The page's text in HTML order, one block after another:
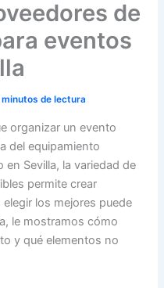
de
eventos
minutos de lectura
organizar un evento
del equipamiento
Sevilla, la variedad de
permite crear
los mejores puede
le mostramos cómo
y qué elementos no